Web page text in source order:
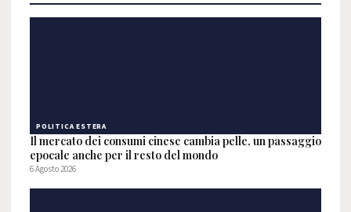
POLITICA ESTERA
Il mercato dei consumi cinese cambia pelle, un passaggio
epocale anche per il resto del mondo
6 Agosto 2026